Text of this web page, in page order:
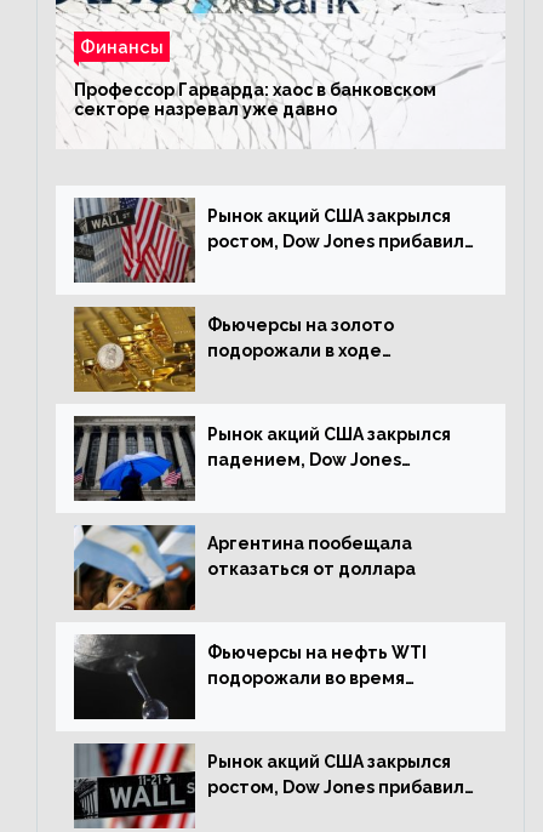
Финансы
Профессор Гарварда: хаос в банковском
секторе назревал уже давно
Рынок акций США закрылся
ростом, Dow Jones прибавил
Фьючерсы на золото
подорожали в ходе
Рынок акций США закрылся
падением, Dow Jones
Аргентина пообещала
отказаться от доллара
Фьючерсы на нефть WTI
подорожали во время
Рынок акций США закрылся
ростом, Dow Jones прибавил